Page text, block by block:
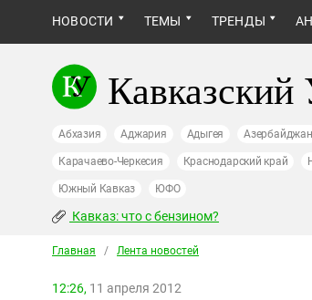
НОВОСТИ ТЕМЫ ТРЕНДЫ
Кавказский
Абхазия Аджария Адыгея Азербайджан
Карачаево-Черкесия Краснодарский край
Южный Кавказ ЮФО
Кавказ: что с бензином?
Главная / Лента новостей
12:26, 11 апреля 2012